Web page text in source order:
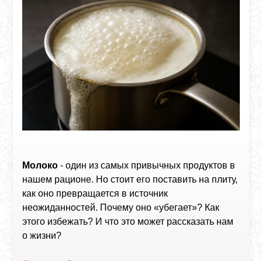
Молоко - один из самых привычных продуктов в
нашем рационе. Но стоит его поставить на плиту,
как оно превращается в источник
неожиданностей. Почему оно «убегает»? Как
этого избежать? И что это может рассказать нам
о жизни?